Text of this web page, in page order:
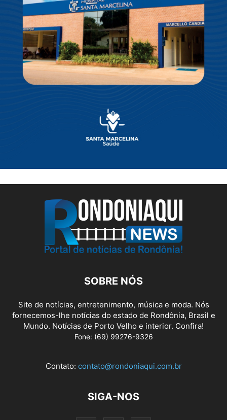
SOBRE NÓS
Site de notícias, entretenimento, música e moda. Nós
fornecemos-lhe notícias do estado de Rondônia, Brasil e
Mundo. Notícias de Porto Velho e interior. Confira!
Fone: (69) 99276-9326
Contato: contato@rondoniaqui.com.br
SIGA-NOS